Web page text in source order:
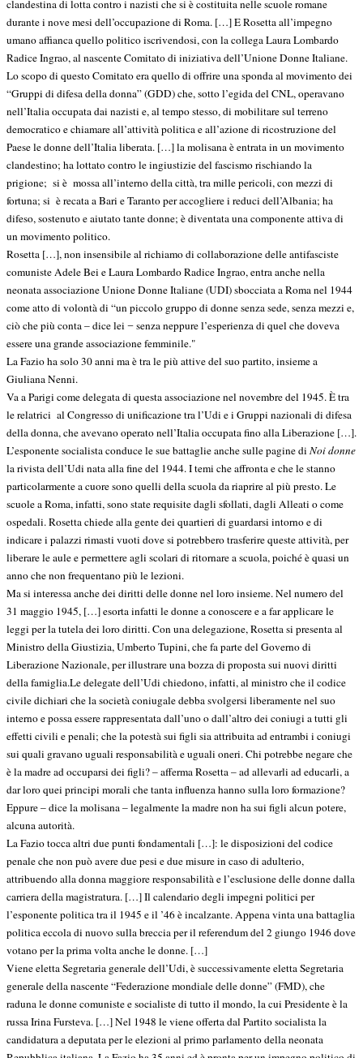
clandestina di lotta contro i nazisti che si è costituita nelle scuole romane
durante i nove mesi dell’occupazione di Roma. […] E Rosetta all’impegno
umano affianca quello politico iscrivendosi, con la collega Laura Lombardo
Radice Ingrao, al nascente Comitato di iniziativa dell’Unione Donne Italiane.
Lo scopo di questo Comitato era quello di offrire una sponda al movimento dei
“Gruppi di difesa della donna” (GDD) che, sotto l’egida del CNL, operavano
nell’Italia occupata dai nazisti e, al tempo stesso, di mobilitare sul terreno
democratico e chiamare all’attività politica e all’azione di ricostruzione del
Paese le donne dell’Italia liberata. […] la molisana è entrata in un movimento
clandestino; ha lottato contro le ingiustizie del fascismo rischiando la
prigione; si è mossa all’interno della città, tra mille pericoli, con mezzi di
fortuna; si è recata a Bari e Taranto per accogliere i reduci dell’Albania; ha
difeso, sostenuto e aiutato tante donne; è diventata una componente attiva di
un movimento politico.
Rosetta […], non insensibile al richiamo di collaborazione delle antifasciste
comuniste Adele Bei e Laura Lombardo Radice Ingrao, entra anche nella
neonata associazione Unione Donne Italiane (UDI) sbocciata a Roma nel 1944
come atto di volontà di “un piccolo gruppo di donne senza sede, senza mezzi e,
ciò che più conta – dice leisenza neppure l’esperienza di quel che doveva
essere una grande associazione femminile."
La Fazio ha solo 30 anni ma è tra le più attive del suo partito, insieme a
Giuliana Nenni.
Va a Parigi come delegata di questa associazione nel novembre del 1945. È tra
le relatrici al Congresso di unificazione tra l’Udi e i Gruppi nazionali di difesa
della donna, che avevano operato nell’Italia occupata fino alla Liberazione […].
L’esponente socialista conduce le sue battaglie anche sulle pagine di Noi donne
la rivista dell’Udi nata alla fine del 1944. I temi che affronta e che le stanno
particolarmente a cuore sono quelli della scuola da riaprire al più presto. Le
scuole a Roma, infatti, sono state requisite dagli sfollati, dagli Alleati o come
ospedali. Rosetta chiede alla gente dei quartieri di guardarsi intorno e di
indicare i palazzi rimasti vuoti dove si potrebbero trasferire queste attività, per
liberare le aule e permettere agli scolari di ritornare a scuola, poiché è quasi un
anno che non frequentano più le lezioni.
Ma si interessa anche dei diritti delle donne nel loro insieme. Nel numero del
31 maggio 1945, […] esorta infatti le donne a conoscere e a far applicare le
leggi per la tutela dei loro diritti. Con una delegazione, Rosetta si presenta al
Ministro della Giustizia, Umberto Tupini, che fa parte del Governo di
Liberazione Nazionale, per illustrare una bozza di proposta sui nuovi diritti
della famiglia.Le delegate dell’Udi chiedono, infatti, al ministro che il codice
civile dichiari che la società coniugale debba svolgersi liberamente nel suo
interno e possa essere rappresentata dall’uno o dall’altro dei coniugi a tutti gli
effetti civili e penali; che la potestà sui figli sia attribuita ad entrambi i coniugi
sui quali gravano uguali responsabilità e uguali oneri. Chi potrebbe negare che
è la madre ad occuparsi dei figli? – afferma Rosetta – ad allevarli ad educarli, a
dar loro quei principi morali che tanta influenza hanno sulla loro formazione?
Eppure – dice la molisana – legalmente la madre non ha sui figli alcun potere,
alcuna autorità.
La Fazio tocca altri due punti fondamentali […]: le disposizioni del codice
penale che non può avere due pesi e due misure in caso di adulterio,
attribuendo alla donna maggiore responsabilità e l’esclusione delle donne dalla
carriera della magistratura. […] Il calendario degli impegni politici per
l’esponente politica tra il 1945 e il ’46 è incalzante. Appena vinta una battaglia
politica eccola di nuovo sulla breccia per il referendum del 2 giungo 1946 dove
votano per la prima volta anche le donne. […]
Viene eletta Segretaria generale dell’Udi, è successivamente eletta Segretaria
generale della nascente “Federazione mondiale delle donne” (FMD), che
raduna le donne comuniste e socialiste di tutto il mondo, la cui Presidente è la
russa Irina Fursteva. […] Nel 1948 le viene offerta dal Partito socialista la
candidatura a deputata per le elezioni al primo parlamento della neonata